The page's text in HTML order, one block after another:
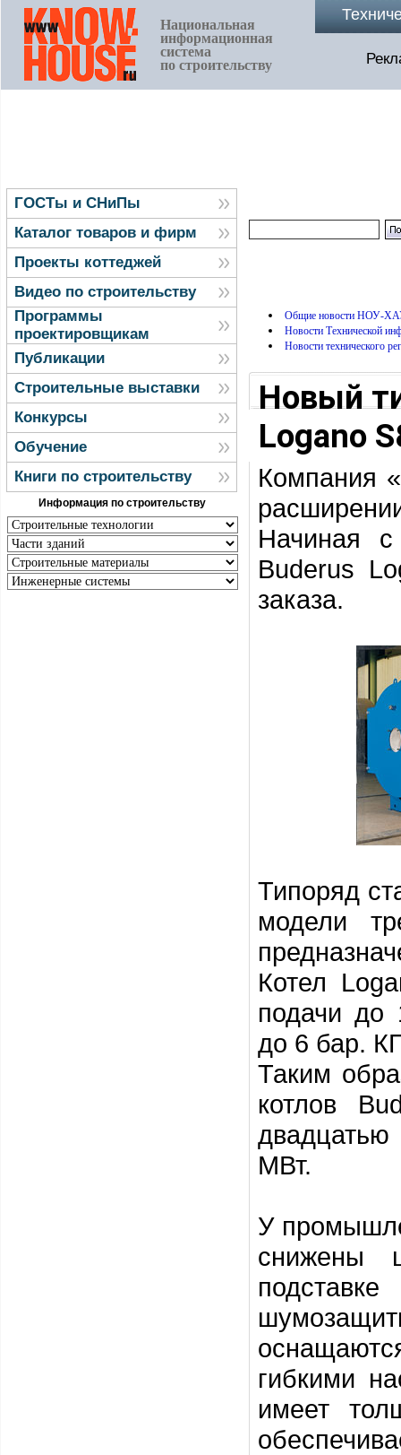
Национальная
информационная
система
по строительству
ГОСТы и СНиПы
Каталог товаров и фирм
Проекты коттеджей
Видео по строительству
Программы
проектировщикам
Публикации
Строительные выставки
Конкурсы
Обучение
Книги по строительству
Информация по строительству
Общие новости НОУ-
Новости Технической
Новости технического
Новый
Logano
Компания «
Начиная
Buderus
заказа.
Типоряд
модели
Котел
подачи до
до 6 бар.
Таким
котлов
МВт.
У
снижены
гибкими
имеет